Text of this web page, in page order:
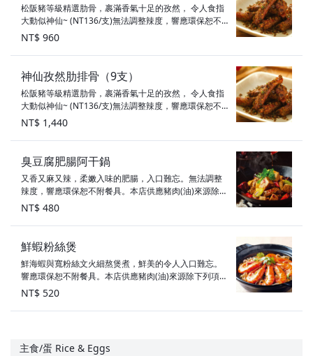
松阪豬等級精選肋骨，裹滿香氣十足的孜然， 令人食指
大動似神仙~ (NT136/支)無法調整辣度，響應環保恕不
附餐具。本店供應豬肉(油)來源除下列項目，其餘豬肉與
豬可食用部位原產地為：台灣、滷大腸：義大利（不含
萊克多巴胺）
NT$ 960
神仙孜然肋排骨（9支）
松阪豬等級精選肋骨，裹滿香氣十足的孜然， 令人食指
大動似神仙~ (NT136/支)無法調整辣度，響應環保恕不
附餐具。本店供應豬肉(油)來源除下列項目，其餘豬肉與
豬可食用部位原產地為：台灣、滷大腸：義大利（不含
萊克多巴胺）
NT$ 1,440
臭豆腐肥腸阿干鍋
又香又麻又辣，柔嫩入味的肥腸，入口難忘。無法調整
辣度，響應環保恕不附餐具。本店供應豬肉(油)來源除下
列項目，其餘豬肉與豬可食用部位原產地為：台灣、滷
大腸：義大利（不含萊克多巴胺）
NT$ 480
鮮蝦粉絲煲
鮮海蝦與寬粉絲文火細熬煲煮，鮮美的令人入口難忘。
響應環保恕不附餐具。本店供應豬肉(油)來源除下列項
目，其餘豬肉與豬可食用部位原產地為：台灣、滷大
腸：義大利（不含萊克多巴胺）
NT$ 520
主食/蛋 Rice & Eggs